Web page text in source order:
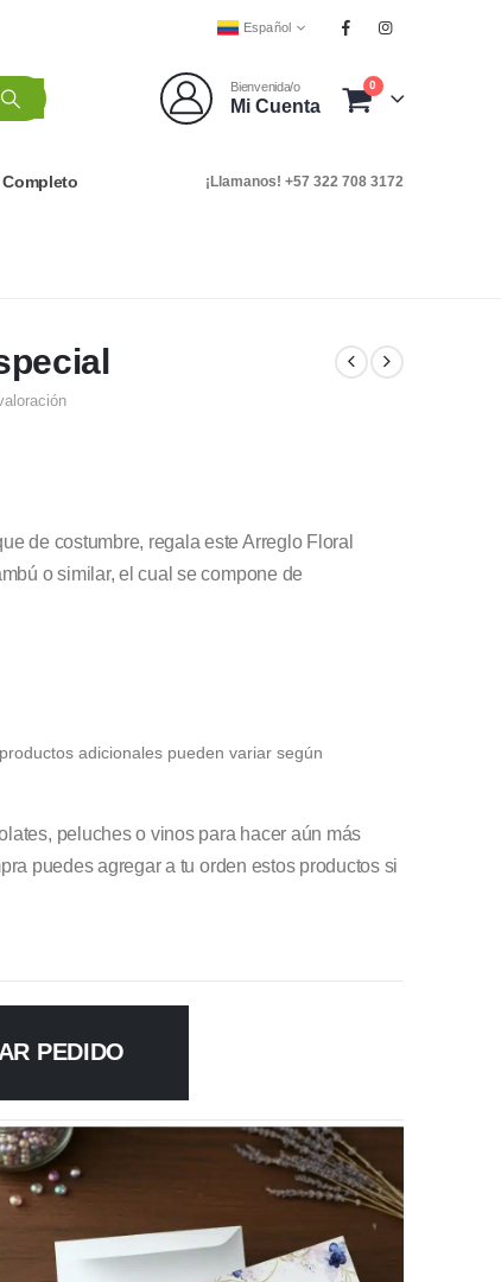
Español
Bienvenida/o
Mi Cuenta
0
¡Llamanos! +57 322 708 3172
de costumbre, regala este Arreglo Floral
o similar, el cual se compone de
adicionales pueden variar según
peluches o vinos para hacer aún más
puedes agregar a tu orden estos productos si
PEDIDO